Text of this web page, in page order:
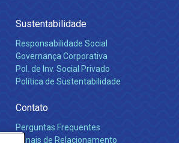
Sustentabilidade
Responsabilidade Social
Governança Corporativa
Pol. de Inv. Social Privado
Política de Sustentabilidade
Contato
Perguntas Frequentes
Canais de Relacionamento